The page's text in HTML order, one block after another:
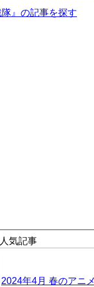
』の記事を探す
気記事
2024年4月 春のアニ